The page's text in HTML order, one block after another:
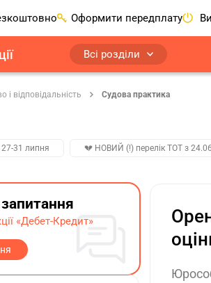
Оформити передплату
Всі розділи
і відповідальність Судова практика
31 липня 💔 НОВИЙ (!) перелік ТОТ з
«Дебет-Кредит»